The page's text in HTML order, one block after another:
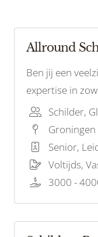
Ben jij een
expertise in
creëren van
Dan zijn wij op
Schilder,
Groningen
Senior,
Voltijds,
3000 -